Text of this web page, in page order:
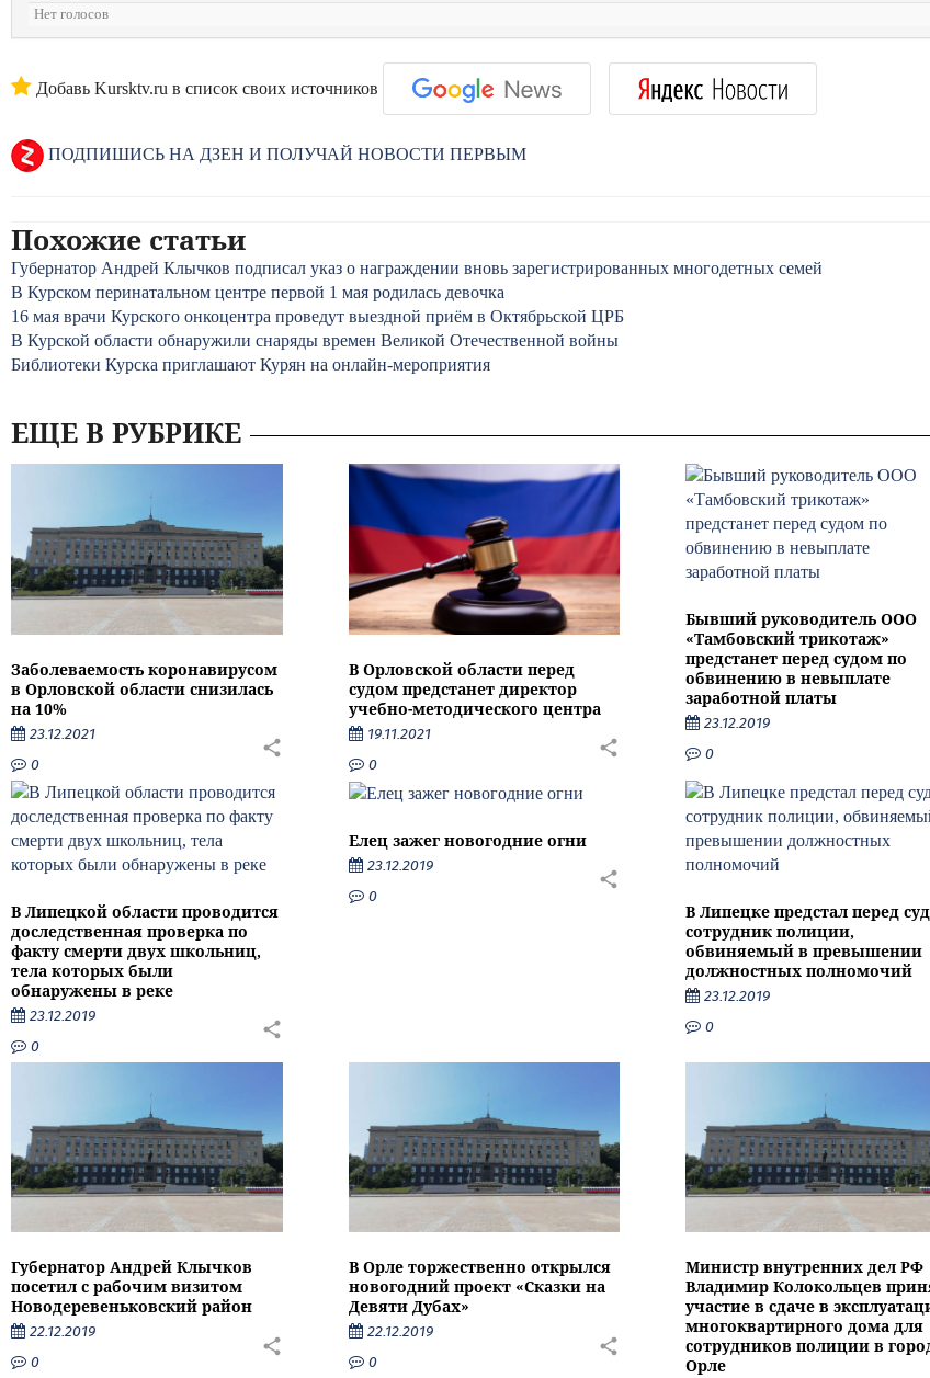
Нет голосов
Добавь Kursktv.ru в список своих источников
ПОДПИШИСЬ НА ДЗЕН И ПОЛУЧАЙ НОВОСТИ ПЕРВЫМ
Похожие статьи
Губернатор Андрей Клычков подписал указ о награждении вновь зарегистрированных многодетных семей
В Курском перинатальном центре первой 1 мая родилась девочка
16 мая врачи Курского онкоцентра проведут выездной приём в Октябрьской ЦРБ
В Курской области обнаружили снаряды времен Великой Отечественной войны
Библиотеки Курска приглашают Курян на онлайн-мероприятия
ЕЩЕ В РУБРИКЕ
Заболеваемость коронавирусом
в Орловской области снизилась
на 10%
23.12.2021
0
В Орловской области перед
судом предстанет директор
учебно-методического центра
19.11.2021
0
Бывший руководитель ООО
«Тамбовский трикотаж»
предстанет перед судом по
обвинению в невыплате
заработной платы
23.12.2019
0
В Липецкой области проводится
доследственная проверка по
факту смерти двух школьниц,
тела которых были
обнаружены в реке
23.12.2019
0
Елец зажег новогодние огни
23.12.2019
0
В Липецке предстал перед
сотрудник полиции,
обвиняемый в превышении
должностных полномочий
23.12.2019
0
Губернатор Андрей Клычков
посетил с рабочим визитом
Новодеревеньковский район
22.12.2019
0
В Орле торжественно открылся
новогодний проект «Сказки на
Девяти Дубах»
22.12.2019
0
Министр внутренних дел РФ
Владимир Колокольцев
участие в сдаче в
многоквартирного дома для
сотрудников полиции в
Орле